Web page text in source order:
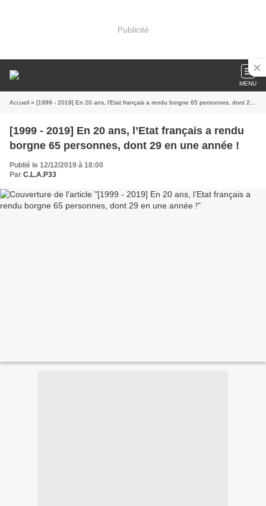
Publicité
MENU
Accueil » [1999 - 2019] En 20 ans, l’Etat français a rendu borgne 65 personnes, dont 29 en une année !
[1999 - 2019] En 20 ans, l’Etat français a rendu
borgne 65 personnes, dont 29 en une année !
Publié le 12/12/2019 à 18:00
Par C.L.A.P33